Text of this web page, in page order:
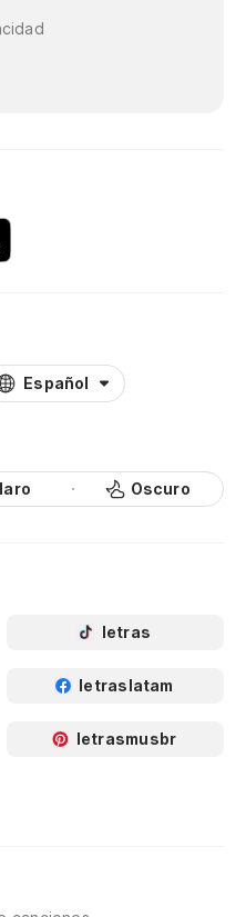
Español
Oscuro
letras
letraslatam
letrasmusbr